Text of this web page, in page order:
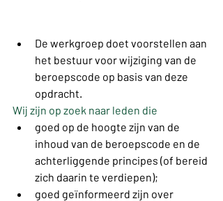
De werkgroep doet voorstellen aan
het bestuur voor wijziging van de
beroepscode op basis van deze
opdracht.
Wij zijn op zoek naar leden die
goed op de hoogte zijn van de
inhoud van de beroepscode en de
achterliggende principes (of bereid
zich daarin te verdiepen);
goed geïnformeerd zijn over